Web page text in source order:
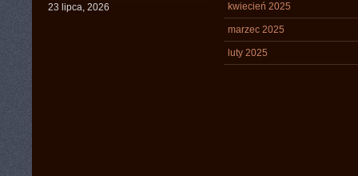
23 lipca, 2026
kwiecień 2025
marzec 2025
luty 2025